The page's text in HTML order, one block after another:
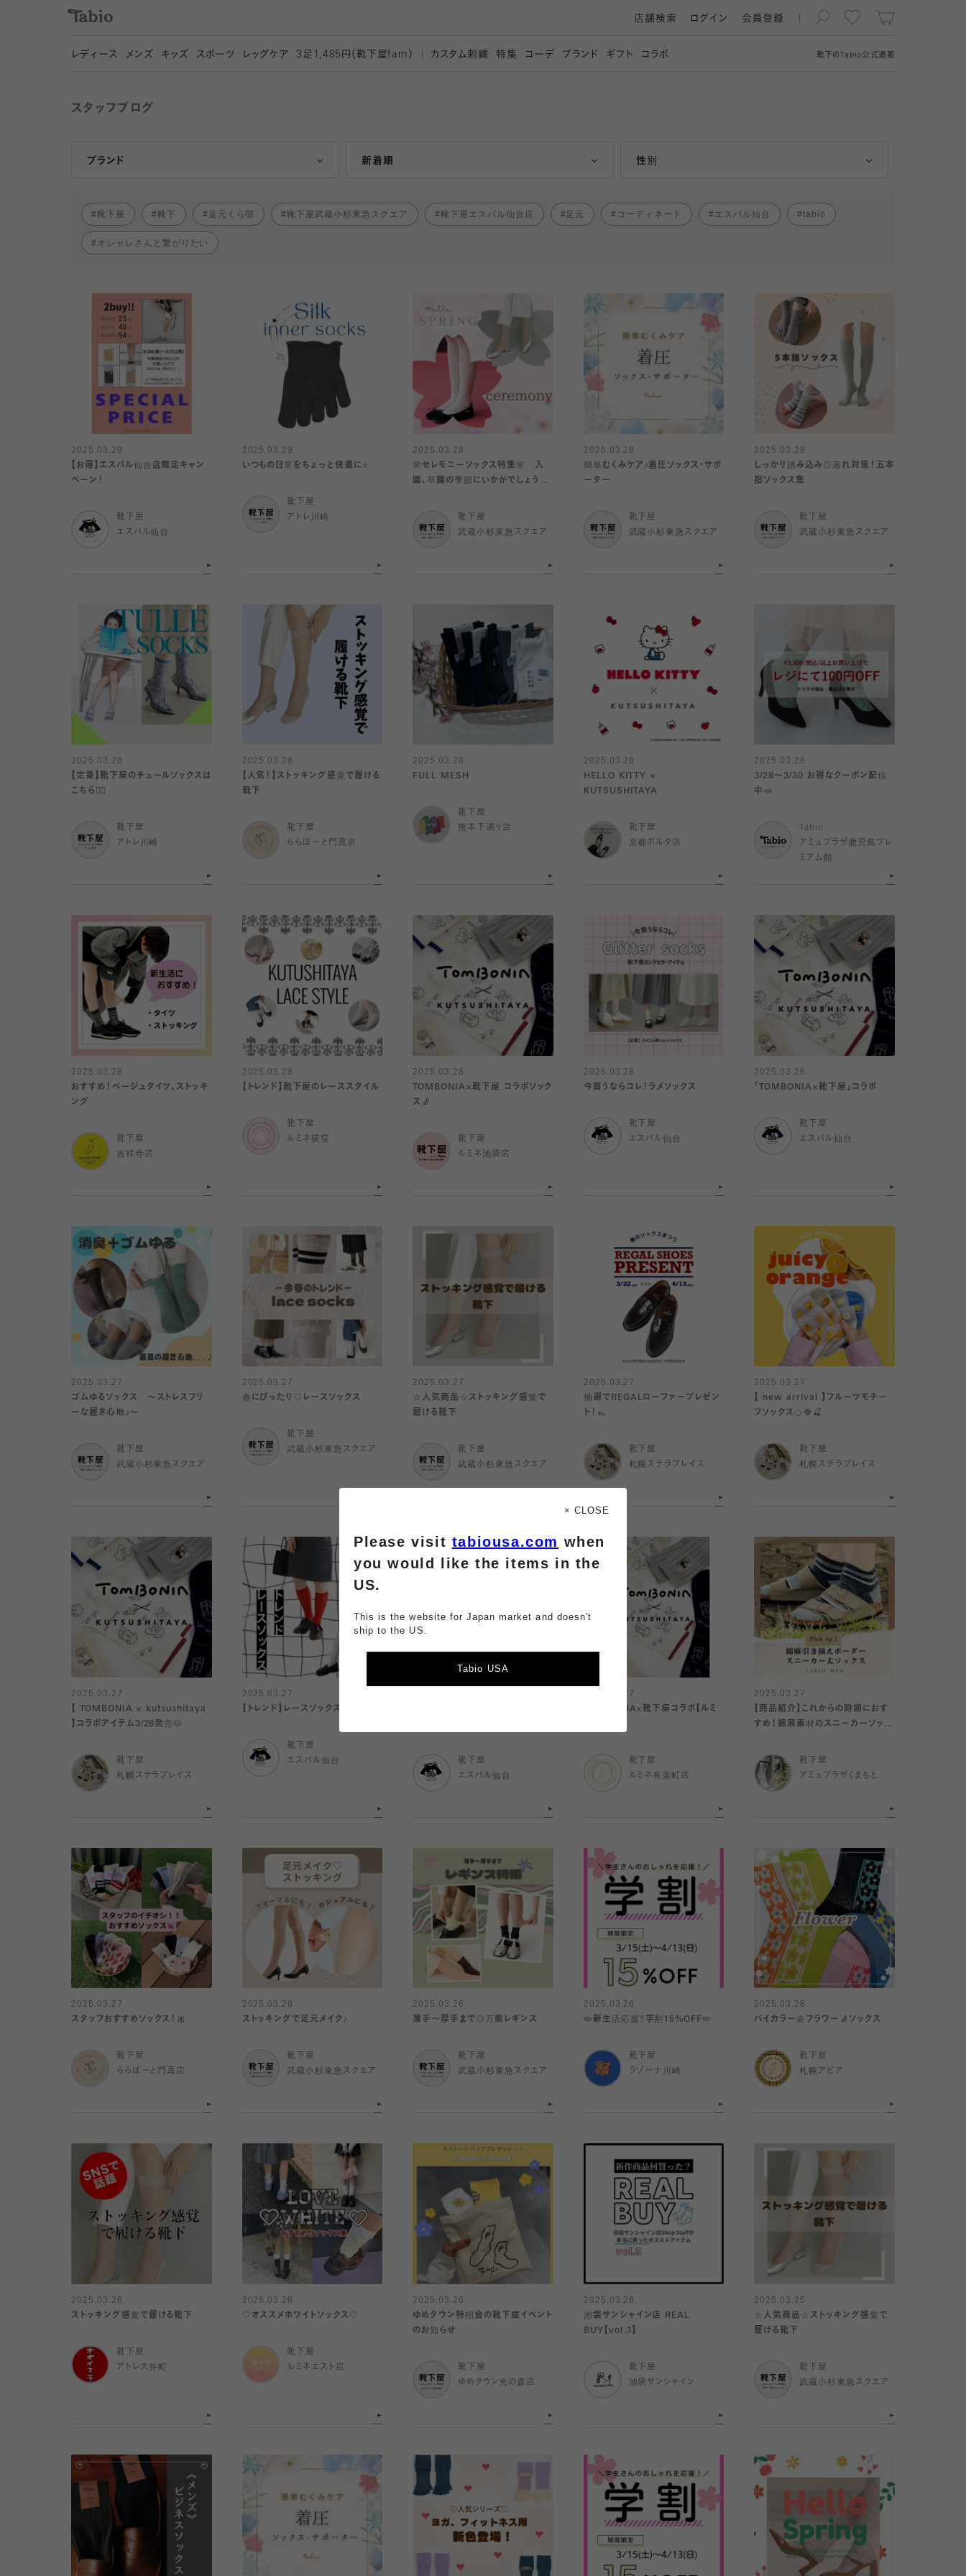
靴下の Tabio公式通販
店舗検索 ログイン 会員登録
レディース メンズ キッズ スポーツ レッグケア 3 足1,485円（靴下屋fam） カスタム刺繍 特集 コーデ ブランド ギフト コラボ
スタッフブログ
ブランド
Tabio 新着順
人気ランキング順 性別
女性
靴下屋 靴下 足元くら部 靴下屋武蔵小杉東急スクエア 靴下屋エスパル仙台店 足元 コーディネート エスパル仙台 tabio
オシャレさんと繋がりたい
2025.03.29
【お得】エスパル仙台店限定キャン
ペーン！
靴下屋
エスパル仙台
2025.03.29
いつもの日常をちょっと快適に⭐️
靴下屋
アトレ川崎
2025.03.28
🌸セレモニーソックス特集🌸 入
園、卒園の季節にいかがでしょうか
靴下屋
武蔵小杉東急スクエア
2025.03.28
簡単むくみケア♪着圧ソックス・サポ
ーター
靴下屋
武蔵小杉東急スクエア
2025.03.28
しっかり踏み込み◎蒸れ対策！五本
指ソックス集
靴下屋
武蔵小杉東急スクエア
2025.03.28
【定番】靴下屋のチュールソックスは
こちら💁‍♀️
靴下屋
アトレ川崎
2025.03.28
【人気！】ストッキング感覚で履ける
靴下
靴下屋
ららぽーと門真店
2025.03.28
FULL MESH
靴下屋
熊本下通り店
2025.03.28
HELLO KITTY ×
KUTSUSHITAYA
靴下屋
京都ポルタ店
2025.03.28
3/28〜3/30 お得なクーポン配信
中📣
Tabio
アミュプラザ鹿児島プレ
ミアム館
2025.03.28
おすすめ！ベージュタイツ、ストッキ
ング
靴下屋
吉祥寺店
2025.03.28
【トレンド】靴下屋のレーススタイル
靴下屋
ルミネ荻窪
2025.03.28
TOMBONIA×靴下屋 コラボソック
ス🧦
靴下屋
ルミネ池袋店
2025.03.28
今買うならコレ！ラメソックス
靴下屋
エスパル仙台
2025.03.28
「TOMBONIA×靴下屋」コラボ
靴下屋
エスパル仙台
2025.03.27
ゴムゆるソックス 〜ストレスフリ
ーな履き心地♪〜
靴下屋
武蔵小杉東急スクエア
2025.03.27
春にぴったり♡レースソックス
靴下屋
武蔵小杉東急スクエア
2025.03.27
☆人気商品☆ストッキング感覚で
履ける靴下
靴下屋
武蔵小杉東急スクエア
2025.03.27
抽選でREGALローファープレゼン
ト！👞
靴下屋
札幌ステラプレイス
2025.03.27
【 new arrival 】フルーツモチー
フソックス🍊🍓🍒
靴下屋
札幌ステラプレイス
2025.03.27
【 TOMBONIA × kutsushitaya
】コラボアイテム3/28発売🐶
靴下屋
札幌ステラプレイス
2025.03.27
【トレンド】レースソックス
靴下屋
エスパル仙台
靴下屋
エスパル仙台
2025.03.27
TOMBONIA×靴下屋コラボ【ルミ
靴下屋
ルミネ有楽町店
2025.03.27
【商品紹介】これからの時期におす
すめ！綿麻素材のスニーカーソック
靴下屋
アミュプラザくまもと
2025.03.27
スタッフおすすめソックス！🎀
靴下屋
ららぽーと門真店
2025.03.26
ストッキングで足元メイク♪
靴下屋
武蔵小杉東急スクエア
2025.03.26
薄手〜厚手まで◎万能レギンス
靴下屋
武蔵小杉東急スクエア
2025.03.26
✏️新生活応援‼️学割15%OFF✏️
靴下屋
ラゾーナ川崎
2025.03.26
バイカラー🌼フラワー🧦ソックス
靴下屋
札幌アピア
2025.03.26
ストッキング感覚で履ける靴下
靴下屋
アトレ大井町
2025.03.26
🤍オススメホワイトソックス🤍
靴下屋
ルミネエスト店
2025.03.26
ゆめタウン特招会の靴下屋イベント
のお知らせ
靴下屋
ゆめタウン光の森店
2025.03.26
池袋サンシャイン店 REAL
BUY【vol.3】
靴下屋
池袋サンシャイン
2025.03.25
☆人気商品☆ストッキング感覚で
履ける靴下
靴下屋
武蔵小杉東急スクエア
× CLOSE
Please visit tabiousa.com when
you would like the items in the
US.
This is the website for Japan market and doesn't
ship to the US.
Tabio USA